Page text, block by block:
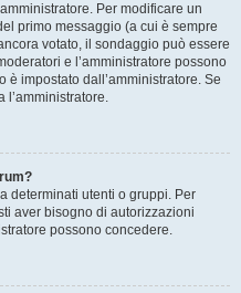
Per modificare un
primo messaggio (a cui è sempre
votato, il sondaggio può essere
e l’amministratore possono
impostato dall’amministratore. Se
l’amministratore.
determinati utenti o gruppi. Per
aver bisogno di autorizzazioni
possono concedere.